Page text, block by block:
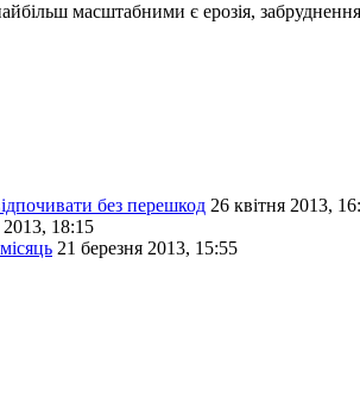
масштабними є ерозія,
без перешкод 26 квітня 2013,
2013, 18:15
21 березня 2013, 15:55